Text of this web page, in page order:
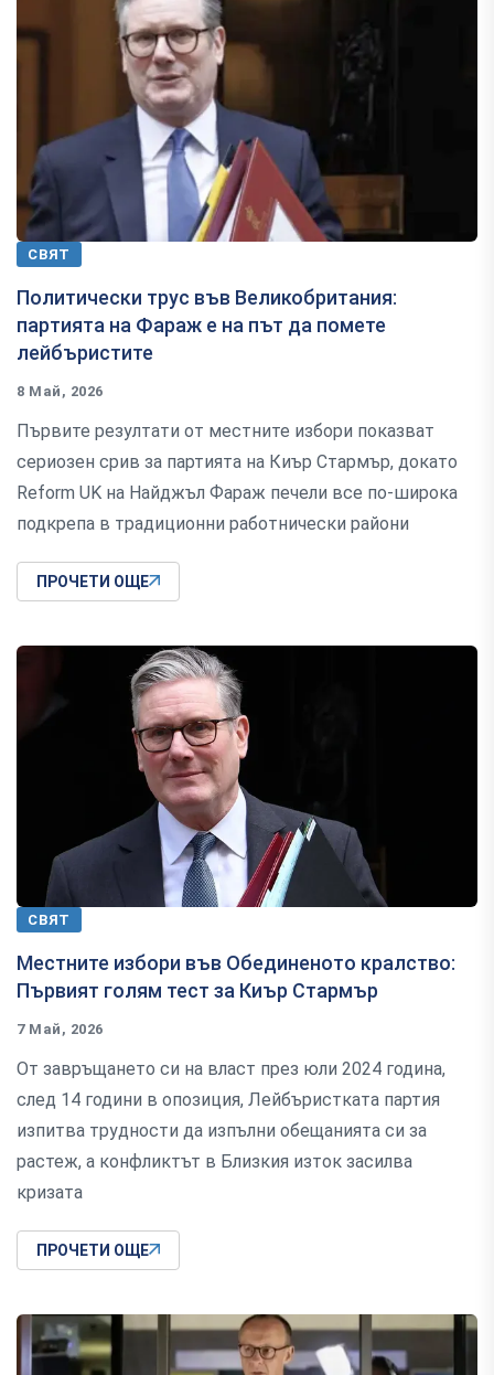
СВЯТ
Политически трус във Великобритания:
партията на Фараж е на път да помете
лейбъристите
8 Май, 2026
Първите резултати от местните избори показват
сериозен срив за партията на Киър Стармър, докато
Reform UK на Найджъл Фараж печели все по-широка
подкрепа в традиционни работнически райони
ПРОЧЕТИ ОЩЕ
СВЯТ
Местните избори във Обединеното кралство:
Първият голям тест за Киър Стармър
7 Май, 2026
От завръщането си на власт през юли 2024 година,
след 14 години в опозиция, Лейбъристката партия
изпитва трудности да изпълни обещанията си за
растеж, а конфликтът в Близкия изток засилва
кризата
ПРОЧЕТИ ОЩЕ